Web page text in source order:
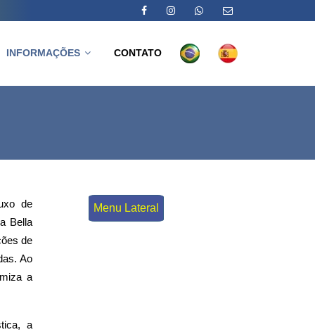
INFORMAÇÕES CONTATO
de
Bella
de
Ao
a
a
Menu Lateral